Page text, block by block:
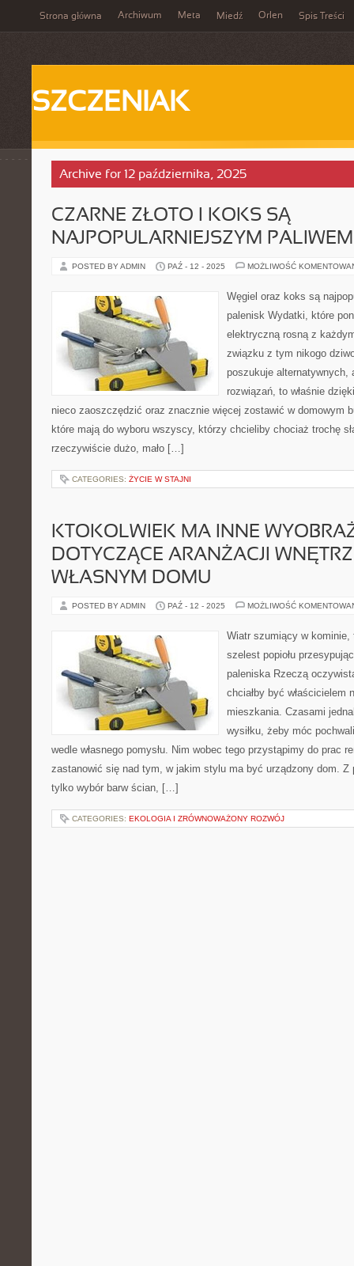
Strona główna Archiwum Meta Miedź Orlen Spis Treści
SZCZENIAK
Archive for 12 października, 2025
CZARNE ZŁOTO I KOKS SĄ
NAJPOPULARNIEJSZYM
POSTED BY ADMIN PAŹ - 12 - 2025 MOŻLIWOŚĆ
Węgiel oraz koks są
palenisk Wydatki, które
elektryczną rosną z
związku z tym nikogo
poszukuje alternatywnych,
rozwiązań, to właśnie
nieco zaoszczędzić oraz znacznie więcej zostawić w domowym
które mają do wyboru wszyscy, którzy chcieliby chociaż trochę
rzeczywiście dużo, mało […]
CATEGORIES: ŻYCIE W STAJNI
KTOKOLWIEK MA INNE
DOTYCZĄCE ARANŻACJI
WŁASNYM DOMU
POSTED BY ADMIN PAŹ - 12 - 2025 MOŻLIWOŚĆ
Wiatr szumiący w kominie,
szelest popiołu
paleniska Rzeczą
chciałby być właścicielem
mieszkania. Czasami
wysiłku, żeby móc
wedle własnego pomysłu. Nim wobec tego przystąpimy do prac
zastanowić się nad tym, w jakim stylu ma być urządzony dom. Z
tylko wybór barw ścian, […]
CATEGORIES: EKOLOGIA I ZRÓWNOWAŻONY ROZWÓJ